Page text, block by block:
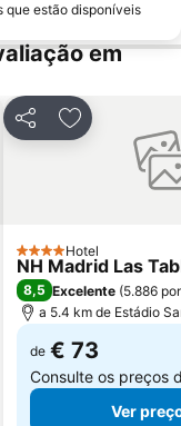
Gran Vía de Hortaleza
Metro Station
que estão disponíveis
em
PartilharAdicionar
4 Estrelas
Hotel
NH Madrid Las
8,5 Excelente (5.886
a 5.4 km de Estádio
de € 73
Consulte os preços
Ver